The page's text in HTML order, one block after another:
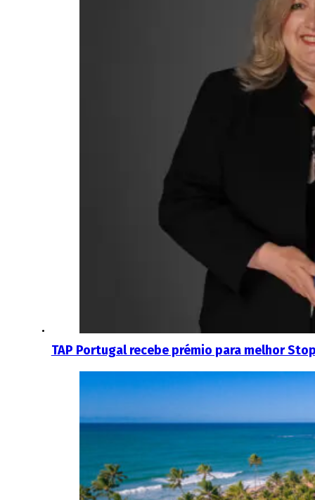
TAP Portugal recebe prémio para melhor